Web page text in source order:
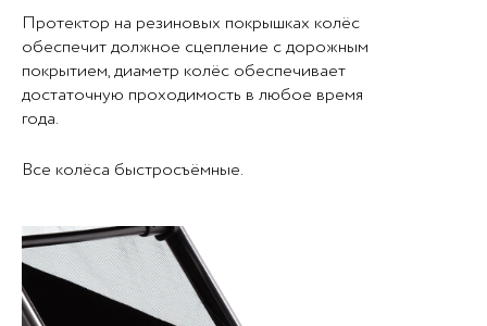
Протектор на резиновых покрышках колёс
обеспечит должное сцепление с дорожным
покрытием, диаметр колёс обеспечивает
достаточную проходимость в любое время
года.
Все колёса быстросъёмные.